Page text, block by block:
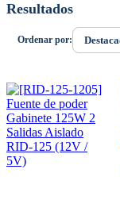
Resultados
Ordenar por: